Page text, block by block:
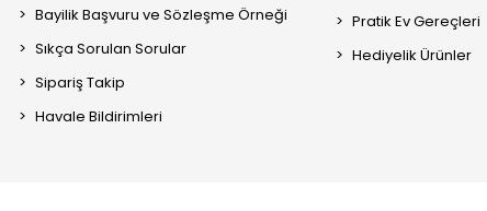
Bayilik Başvuru ve Sözleşme Örneği
Sıkça Sorulan Sorular
Sipariş Takip
Havale Bildirimleri
Pratik Ev Gereçleri
Hediyelik Ürünler